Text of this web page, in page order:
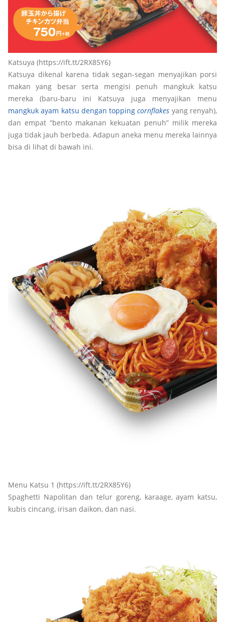
Katsuya (https://ift.tt/2RX85Y6)
Katsuya dikenal karena tidak segan-segan menyajikan porsi
makan yang besar serta mengisi penuh mangkuk katsu
mereka (baru-baru ini Katsuya juga menyajikan menu
mangkuk ayam katsu dengan toppingcornflakes yang renyah),
dan empat “bento makanan kekuatan penuh” milik mereka
juga tidak jauh berbeda. Adapun aneka menu mereka lainnya
bisa di lihat di bawah ini.
Menu Katsu 1 (https://ift.tt/2RX85Y6)
Spaghetti Napolitan dan telur goreng, karaage, ayam katsu,
kubis cincang, irisan daikon, dan nasi.